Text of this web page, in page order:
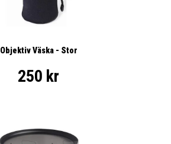
Objektiv Väska - Stor
250 kr